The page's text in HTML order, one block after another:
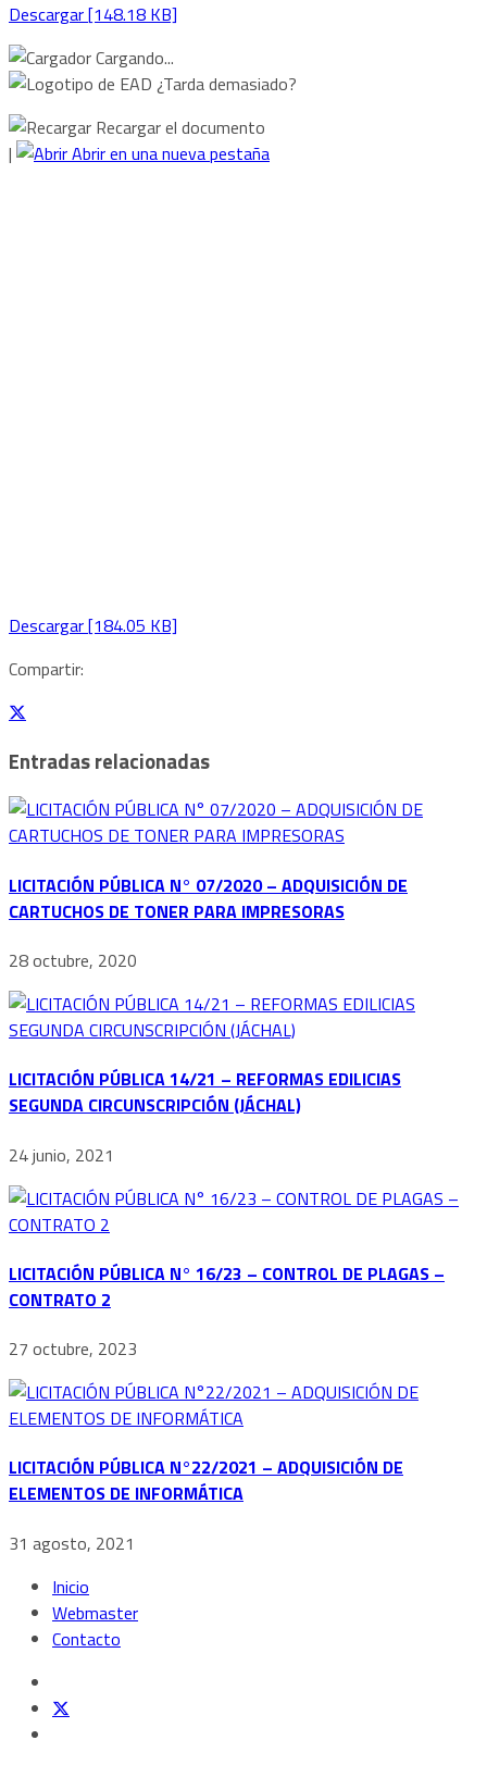
Descargar [148.18 KB]
Cargando...
¿Tarda demasiado?
Recargar el documento
|
Abrir en una nueva pestaña
Descargar [184.05 KB]
Compartir:
Entradas relacionadas
LICITACIÓN PÚBLICA N° 07/2020 – ADQUISICIÓN DE
CARTUCHOS DE TONER PARA IMPRESORAS
28 octubre, 2020
LICITACIÓN PÚBLICA 14/21 – REFORMAS EDILICIAS
SEGUNDA CIRCUNSCRIPCIÓN (JÁCHAL)
24 junio, 2021
LICITACIÓN PÚBLICA N° 16/23 – CONTROL DE PLAGAS –
CONTRATO 2
27 octubre, 2023
LICITACIÓN PÚBLICA N°22/2021 – ADQUISICIÓN DE
ELEMENTOS DE INFORMÁTICA
31 agosto, 2021
Inicio
Webmaster
Contacto